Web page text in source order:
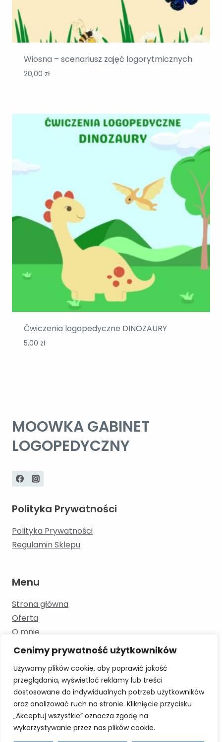
Cenimy prywatność użytkowników
Używamy plików cookie, aby poprawić jakość
przeglądania, wyświetlać reklamy lub treści
dostosowane do indywidualnych potrzeb użytkowników
oraz analizować ruch na stronie. Kliknięcie przycisku
„Akceptuj wszystkie” oznacza zgodę na
wykorzystywanie przez nas plików cookie.
Wiosna – scenariusz zajęć logorytmicznych
20,00 zł
Ćwiczenia logopedyczne DINOZAURY
5,00 zł
MOOWKA GABINET
LOGOPEDYCZNY
Polityka Prywatności
Polityka Prywatności
Regulamin Sklepu
Menu
Strona główna
Oferta
O mnie
Kontakt
Skontaktuj się
+48 886 193 353 moowka.logopeda@gmail.com